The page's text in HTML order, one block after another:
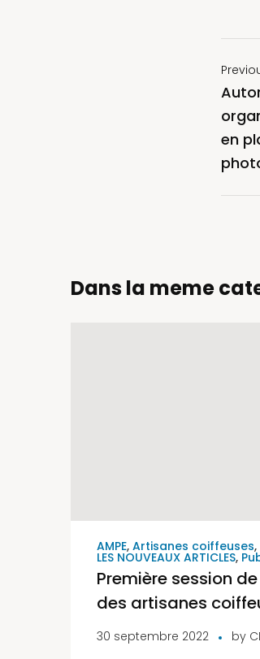
en
Dans la meme
AMPE, Artisanes coiffeuses,
LES NOUVEAUX ARTICLES,
Première session
des artisanes
commune
30 septembre 2022 by